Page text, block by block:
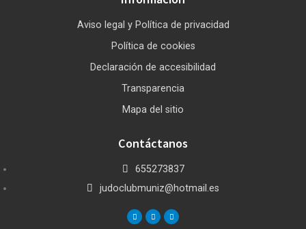
Aviso legal y Política de privacidad
Política de cookies
Declaración de accesibilidad
Transparencia
Mapa del sitio
Contáctanos
655273837
judoclubmuniz@hotmail.es